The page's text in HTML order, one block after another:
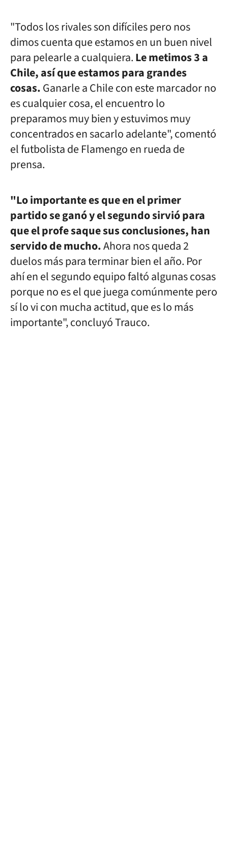
"Todos los rivales son difíciles pero nos
dimos cuenta que estamos en un buen nivel
para pelearle a cualquiera.Le metimos 3 a
Chile, así que estamos para grandes
cosas.Ganarle a Chile con este marcador no
es cualquier cosa, el encuentro lo
preparamos muy bien y estuvimos muy
concentrados en sacarlo adelante", comentó
el futbolista de Flamengo en rueda de
prensa.
"Lo importante es que en el primer
partido se ganó y el segundo sirvió para
que el profe saque sus conclusiones, han
servido de mucho.Ahora nos queda 2
duelos más para terminar bien el año. Por
ahí en el segundo equipo faltó algunas cosas
porque no es el que juega comúnmente pero
sí lo vi con mucha actitud, que es lo más
importante", concluyó Trauco.